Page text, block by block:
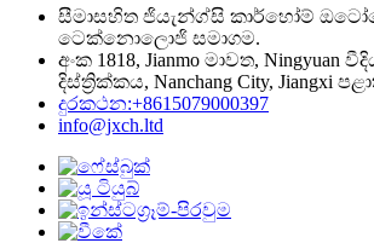
සීමාසහිත ජියැන්ග්සි කාර්හෝම්
ටෙක්නොලොජි සමාගම.
අංක 1818, Jianmo මාවත, Ningyuan
දිස්ත්‍රික්කය, Nanchang City, Jiangxi
දුරකථන:+8615079000397
info@jxch.ltd